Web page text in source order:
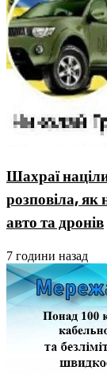
Шахраї
розповіла, як
авто та дронів
7 години назад